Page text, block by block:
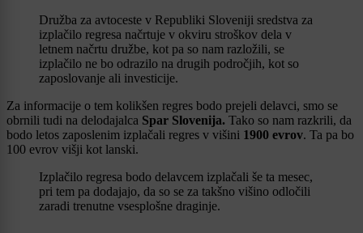
Družba za avtoceste v Republiki Sloveniji sredstva za
izplačilo regresa načrtuje v okviru stroškov dela v
letnem načrtu družbe, kot pa so nam razložili, se
izplačilo ne bo odrazilo na drugih področjih, kot so
zaposlovanje ali investicije.
Za informacije o tem kolikšen regres bodo prejeli delavci, smo se
obrnili tudi na delodajalca Spar Slovenija. Tako so nam razkrili, da
bodo letos zaposlenim izplačali regres v višini 1900 evrov. Ta pa bo
100 evrov višji kot lanski.
Izplačilo regresa bodo delavcem izplačali še ta mesec,
pri tem pa dodajajo, da so se za takšno višino odločili
zaradi trenutne vsesplošne draginje.